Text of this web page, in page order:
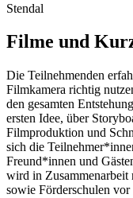
Stendal
Filme und
Die Teilnehmenden
Filmkamera richtig
den gesamten
ersten Idee, über
Filmproduktion und
sich die
Freund*innen und
wird in Zusammenarbeit
sowie Förderschulen vor